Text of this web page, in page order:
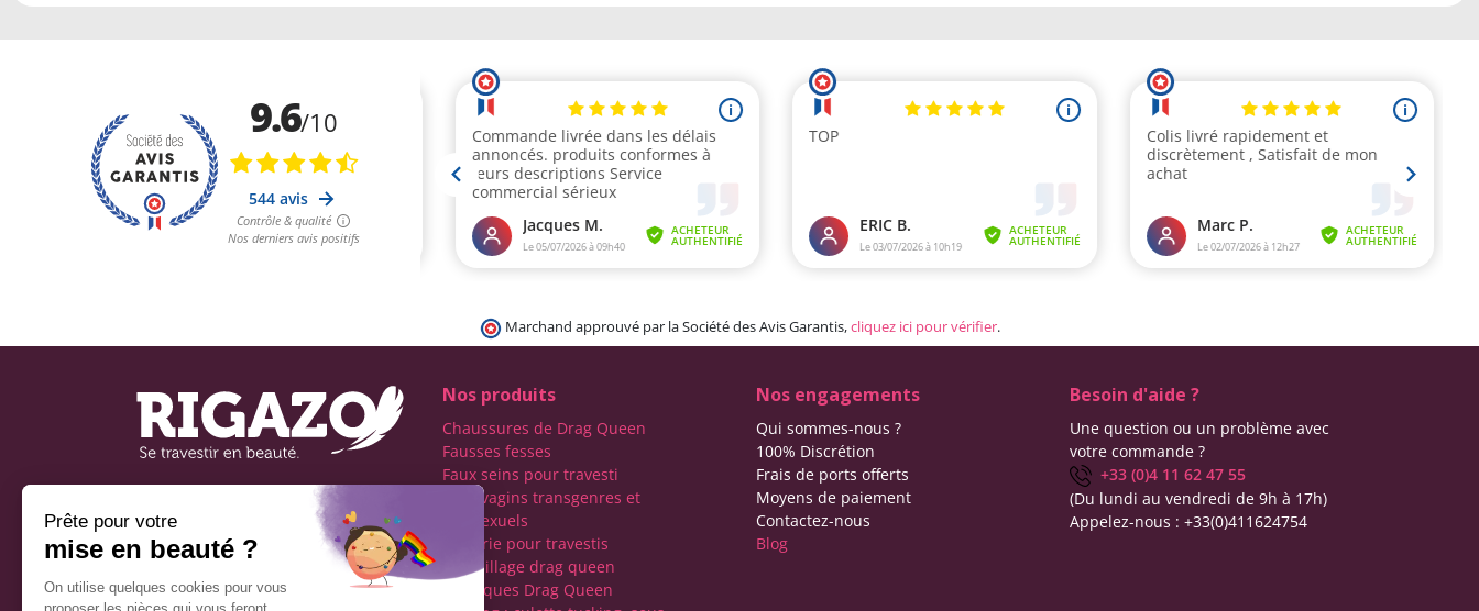
Marchand approuvé par la Société des Avis Garantis,cliquez ici pour vérifier.
française spécialisée dans
le travestissement de
Nos produits
Chaussures de Drag Queen
Fausses fesses
Faux seins pour travesti
Faux vagins transgenres et
transexuels
Lingerie pour travestis
Maquillage drag queen
Perruques Drag Queen
Nos engagements
Qui sommes-nous ?
100% Discrétion
Frais de ports offerts
Moyens de paiement
Contactez-nous
Blog
Besoin d'aide ?
Une question ou un problème avec
votre commande ?
+33 (0)4 11 62 47 55
(Du lundi au vendredi de 9h à 17h)
Appelez-nous : +33(0)411624754